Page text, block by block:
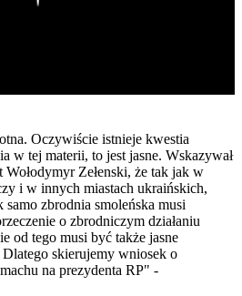
Oczywiście istnieje kwestia
w tej materii, to jest jasne. Wskazywał
Wołodymyr Zełenski, że tak jak w
i w innych miastach ukraińskich,
samo zbrodnia smoleńska musi
o zbrodniczym działaniu
od tego musi być także jasne
skierujemy wniosek o
na prezydenta RP" -